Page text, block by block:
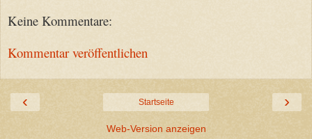
Keine Kommentare:
Kommentar veröffentlichen
‹ ›
Startseite
Web-Version anzeigen